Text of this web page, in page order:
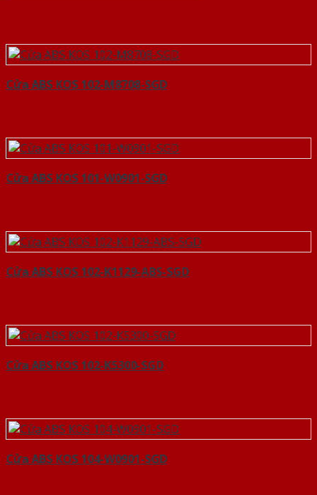
Cửa ABS KOS 102-M8708-SGD
Cửa ABS KOS 101-W0901-SGD
Cửa ABS KOS 102-K1129-ABS-SGD
Cửa ABS KOS 102-K5300-SGD
Cửa ABS KOS 104-W0901-SGD